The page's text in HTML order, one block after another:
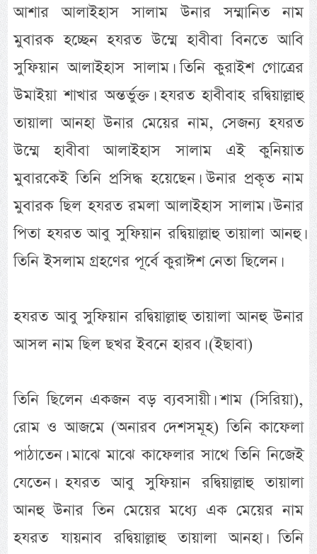
আশার আলাইহাস সালাম উনার সম্মানিত নাম
মুবারক হচ্ছেন হযরত উম্মে হাবীবা বিনতে আবি
সুফিয়ান আলাইহাস সালাম। তিনি কুরাইশ গোত্রের
উমাইয়া শাখার অন্তর্ভুক্ত। হযরত হাবীবাহ রদ্বিয়াল্লাহু
তায়ালা আনহা উনার মেয়ের নাম, সেজন্য হযরত
উম্মে হাবীবা আলাইহাস সালাম এই কুনিয়াত
মুবারকেই তিনি প্রসিদ্ধ হয়েছেন। উনার প্রকৃত নাম
মুবারক ছিল হযরত রমলা আলাইহাস সালাম। উনার
পিতা হযরত আবু সুফিয়ান রদ্বিয়াল্লাহু তায়ালা আনহু।
তিনি ইসলাম গ্রহণের পূর্বে কুরাঈশ নেতা ছিলেন।
হযরত আবু সুফিয়ান রদ্বিয়াল্লাহু তায়ালা আনহু উনার
আসল নাম ছিল ছখর ইবনে হারব। (ইছাবা)
তিনি ছিলেন একজন বড় ব্যবসায়ী। শাম (সিরিয়া),
রোম ও আজমে (অনারব দেশসমূহ) তিনি কাফেলা
পাঠাতেন। মাঝে মাঝে কাফেলার সাথে তিনি নিজেই
যেতেন। হযরত আবু সুফিয়ান রদ্বিয়াল্লাহু তায়ালা
আনহু উনার তিন মেয়ের মধ্যে এক মেয়ের নাম
হযরত যায়নাব রদ্বিয়াল্লাহু তায়ালা আনহা। তিনি